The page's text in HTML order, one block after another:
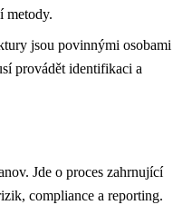
metody.
jsou povinnými osobami
provádět identifikaci a
Jde o proces zahrnující
compliance a reporting.